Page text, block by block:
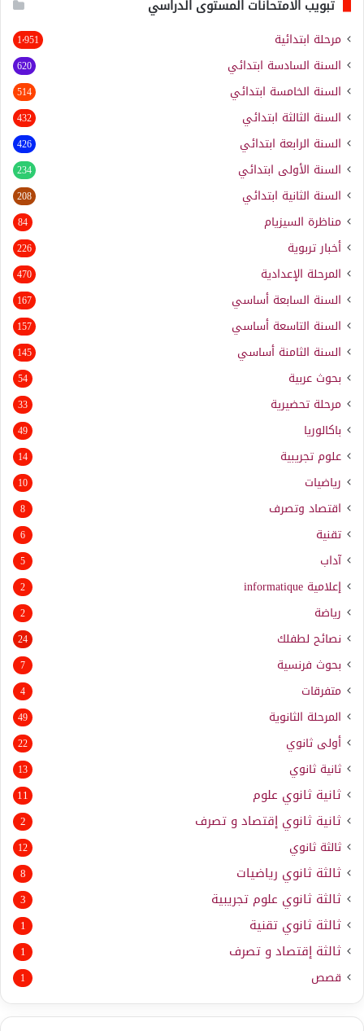
تبويب الامتحانات المستوى الدراسي
مرحلة ابتدائية 1٬951
السنة السادسة ابتدائي 620
السنة الخامسة ابتدائي 514
السنة الثالثة ابتدائي 432
السنة الرابعة ابتدائي 426
السنة الأولى ابتدائي 234
السنة الثانية ابتدائي 208
مناظرة السيزيام 84
أخبار تربوية 226
المرحلة الإعدادية 470
السنة السابعة أساسي 167
السنة التاسعة أساسي 157
السنة الثامنة أساسي 145
بحوث عربية 54
مرحلة تحضيرية 33
باكالوريا 49
علوم تجريبية 14
رياضيات 10
اقتصاد وتصرف 8
تقنية 6
آداب 5
إعلامية informatique
2
رياضة 2
نصائح لطفلك 24
بحوث فرنسية 7
متفرقات 4
المرحلة الثانوية 49
أولى ثانوي 22
ثانية ثانوي 13
ثانية ثانوي علوم 11
ثانية ثانوي إقتصاد و تصرف 2
ثالثة ثانوي 12
ثالثة ثانوي رياضيات 8
ثالثة ثانوي علوم تجريبية 3
ثالثة ثانوي تقنية 1
ثالثة إقتصاد و تصرف 1
قصص 1